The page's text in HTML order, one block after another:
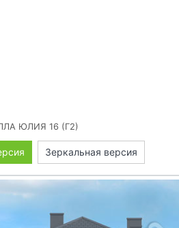
ЮЛИЯ 16 (Г2)
Зеркальная версия